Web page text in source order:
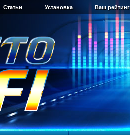
Статьи Установка Ваш